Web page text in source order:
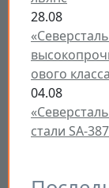
28.08
ового класса
04.08
стали SA-